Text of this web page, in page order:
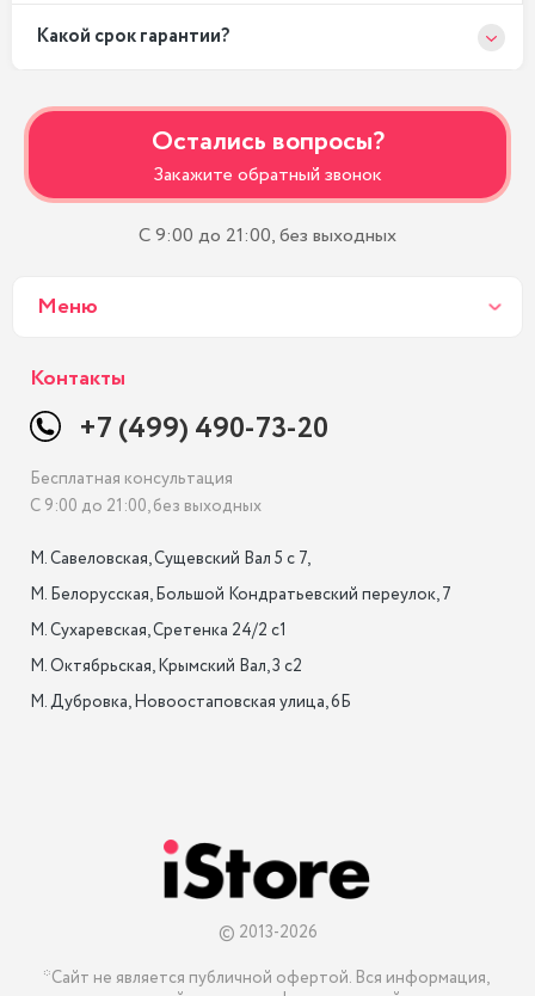
Какой срок гарантии?
Остались вопросы?
Закажите обратный звонок
С 9:00 до 21:00, без выходных
Меню
Контакты
+7 (499) 490-73-20
Бесплатная консультация
С 9:00 до 21:00, без выходных
М. Савеловская, Сущевский Вал 5 с 7,
М. Белорусская, Большой Кондратьевский переулок, 7
М. Сухаревская, Сретенка 24/2 с1
М. Октябрьская, Крымский Вал, 3 с2
М. Дубровка, Новоостаповская улица, 6Б
© 2013-2026
*Сайт не является публичной офертой. Вся информация,